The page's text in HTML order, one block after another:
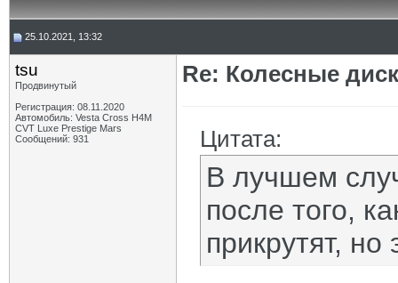
25.10.2021, 13:32
tsu
Продвинутый
Регистрация: 08.11.2020
Автомобиль: Vesta Cross H4M
CVT Luxe Prestige Mars
Сообщений: 931
Re: Колесные
Цитата:
В лучшем
после того,
прикрутят, но